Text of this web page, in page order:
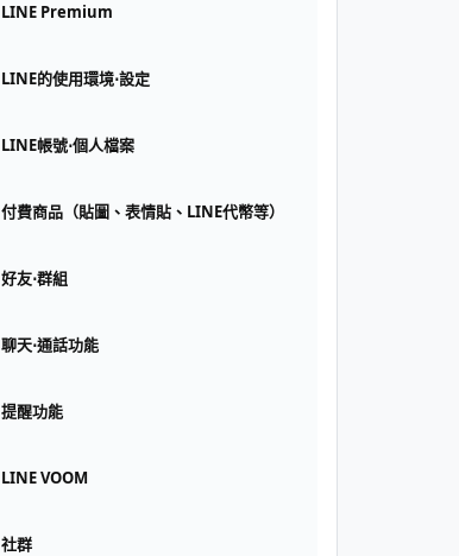
LINE Premium
LINE的使用環境⋅設定
LINE帳號⋅個人檔案
付費商品（貼圖、表情貼、LINE代幣等）
好友⋅群組
聊天⋅通話功能
提醒功能
LINE VOOM
社群